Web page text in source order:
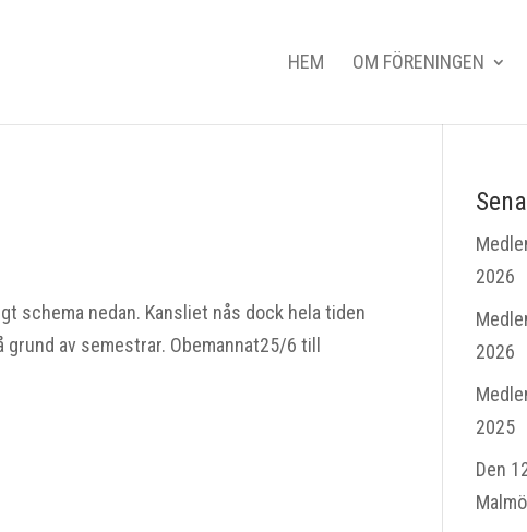
HEM OM FÖRENINGEN
schema nedan. Kansliet nås dock hela tiden
av semestrar. Obemannat25/6 till
2026
2026
2025
Den